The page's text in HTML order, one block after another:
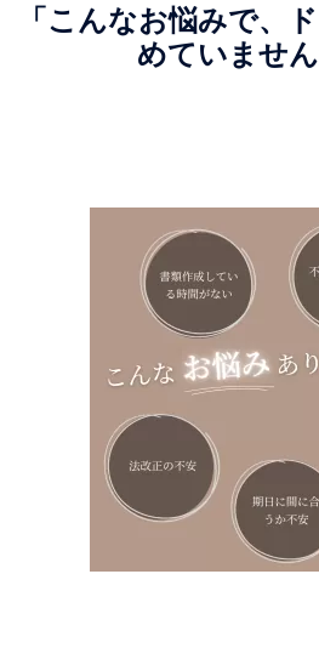
「こんなお悩みで、
めていません